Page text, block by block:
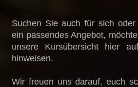
Suchen Sie auch für sich oder
ein passendes Angebot,
unsere Kursübersicht hier
hinweisen.
Wir freuen uns darauf, euch